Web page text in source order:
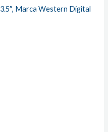
3.5″, Marca Western Digital